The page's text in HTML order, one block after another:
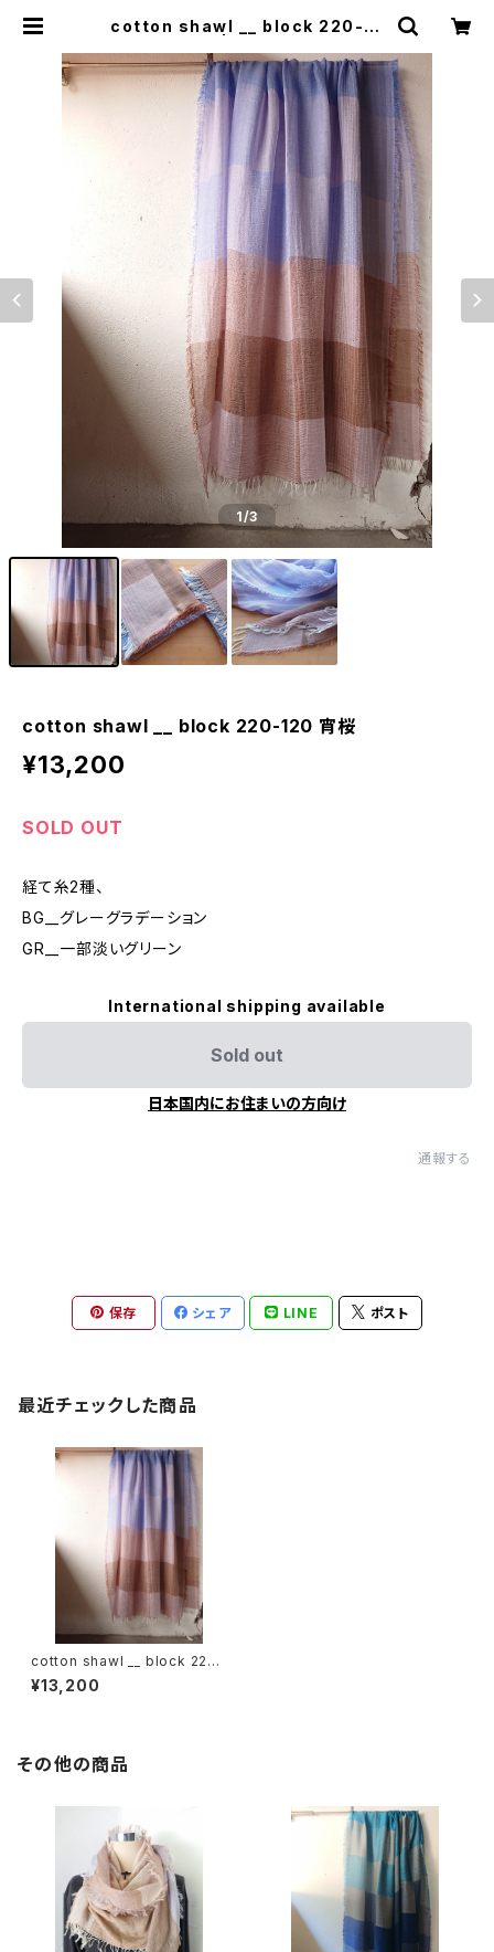
cotton shawl __ block 220-12
1/3
cotton shawl __ block 220-120 宵桜
¥13,200
SOLD OUT
経て糸2種、
BG__グレーグラデーション
GR__一部淡いグリーン
International shipping available
Sold out
日本国内にお住まいの方向け
通報する
保存 シェア LINE ポスト
最近チェックした商品
cotton shawl __ block 220-
120 宵桜
¥13,200
その他の商品